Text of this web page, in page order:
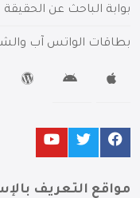
بوابة الباحث عن الحقيقة
بطاقات الواتس آب
مواقع التعريف